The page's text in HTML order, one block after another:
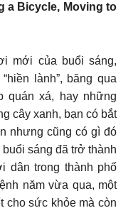
a Bicycle, Moving to
mới của buổi sáng,
lành”, băng qua
quán xá, hay những
cây xanh, bạn có bắt
nhưng cũng có gì đó
sáng đã trở thành
dân trong thành phố
năm vừa qua, một
cho sức khỏe mà còn